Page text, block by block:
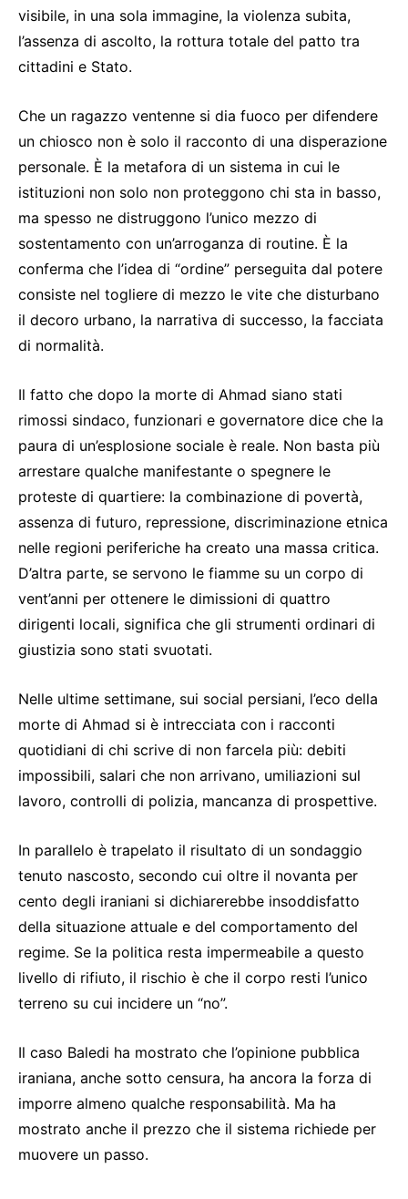
visibile, in una sola immagine, la violenza subita,
l’assenza di ascolto, la rottura totale del patto tra
cittadini e Stato.
Che un ragazzo ventenne si dia fuoco per difendere
un chiosco non è solo il racconto di una disperazione
personale. È la metafora di un sistema in cui le
istituzioni non solo non proteggono chi sta in basso,
ma spesso ne distruggono l’unico mezzo di
sostentamento con un’arroganza di routine. È la
conferma che l’idea di “ordine” perseguita dal potere
consiste nel togliere di mezzo le vite che disturbano
il decoro urbano, la narrativa di successo, la facciata
di normalità.
Il fatto che dopo la morte di Ahmad siano stati
rimossi sindaco, funzionari e governatore dice che la
paura di un’esplosione sociale è reale. Non basta più
arrestare qualche manifestante o spegnere le
proteste di quartiere: la combinazione di povertà,
assenza di futuro, repressione, discriminazione etnica
nelle regioni periferiche ha creato una massa critica.
D’altra parte, se servono le fiamme su un corpo di
vent’anni per ottenere le dimissioni di quattro
dirigenti locali, significa che gli strumenti ordinari di
giustizia sono stati svuotati.
Nelle ultime settimane, sui social persiani, l’eco della
morte di Ahmad si è intrecciata con i racconti
quotidiani di chi scrive di non farcela più: debiti
impossibili, salari che non arrivano, umiliazioni sul
lavoro, controlli di polizia, mancanza di prospettive.
In parallelo è trapelato il risultato di un sondaggio
tenuto nascosto, secondo cui oltre il novanta per
cento degli iraniani si dichiarerebbe insoddisfatto
della situazione attuale e del comportamento del
regime. Se la politica resta impermeabile a questo
livello di rifiuto, il rischio è che il corpo resti l’unico
terreno su cui incidere un “no”.
Il caso Baledi ha mostrato che l’opinione pubblica
iraniana, anche sotto censura, ha ancora la forza di
imporre almeno qualche responsabilità. Ma ha
mostrato anche il prezzo che il sistema richiede per
muovere un passo.